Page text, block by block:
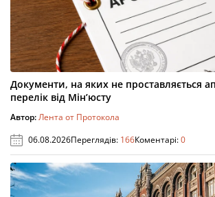
Документи, на яких не проставляється
перелік від Мін’юсту
Автор:Лента от Протокола
06.08.2026Переглядів: 166Коментарі:0